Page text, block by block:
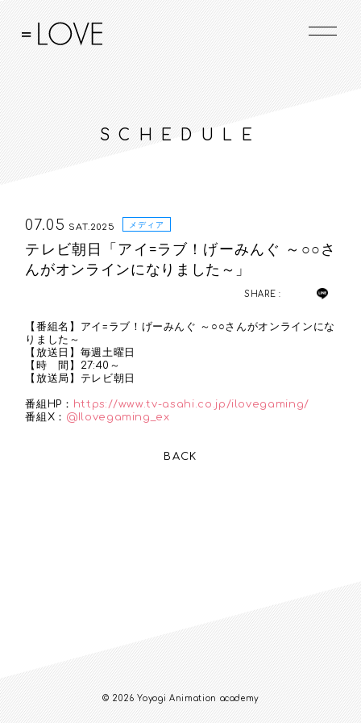
SCHEDULE
07.05 SAT.2025 メディア
テレビ朝日「アイ=ラブ！げーみんぐ ～○○さ
んがオンラインになりました～」
SHARE :
【番組名】アイ=ラブ！げーみんぐ ～○○さんがオンラインにな
りました～
【放送日】毎週土曜日
【時 間】27:40～
【放送局】テレビ朝日
番組HP： https://www.tv-asahi.co.jp/ilovegaming/
番組X： @Ilovegaming_ex
BACK
© 2026 Yoyogi Animation academy